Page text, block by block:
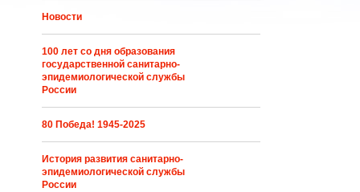
Новости
100 лет со дня образования
государственной санитарно-
эпидемиологической службы
России
80 Победа! 1945-2025
История развития санитарно-
эпидемиологической службы
России